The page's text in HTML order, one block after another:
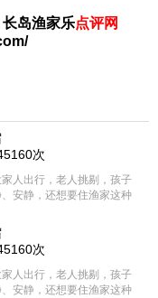
长岛渔家乐点评网
次
人出行，老人挑剔，孩子
安静，还想要住渔家这种
际体验客房很干净，饭菜
满意，整体饭菜给搭配的
重样的，海鲜确实是非常
得一提的是，他家的海菜
其实长岛可选的酒店、民宿
次
人出行，老人挑剔，孩子
安静，还想要住渔家这种